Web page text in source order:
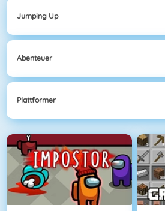
Jumping Up
Abenteuer
Plattformer